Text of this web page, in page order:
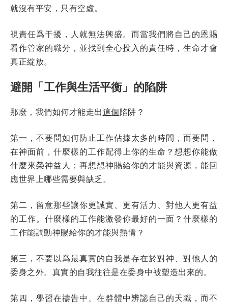
就沒有平安，只有空虛。
視責任爲干擾，人就無法興盛。而當我們將自己的恩賜
看作管家的職分，並找到全心投入的責任時，生命才會
真正綻放。
避開「工作與生活平衡」的陷阱
那麼，我們如何才能走出這個陷阱？
第一，不要問如何防止工作佔據太多的時間，而要問，
在神面前，什麼樣的工作配得上你的生命？想想你能做
什麼來榮神益人；再想想神賜給你的才能與資源，能回
應世界上哪些需要與缺乏。
第二，留意那些讓你更誠實、更有活力、對他人更有益
的工作。什麼樣的工作能激發你最好的一面？什麼樣的
工作能調動神賜給你的才能與熱情？
第三，不要以爲最真實的自我是存在於對神、對他人的
委身之外。真實的自我往往是在委身中被塑造出來的。
第四，學習在禱告中、在群體中辨認自己的天職，而不